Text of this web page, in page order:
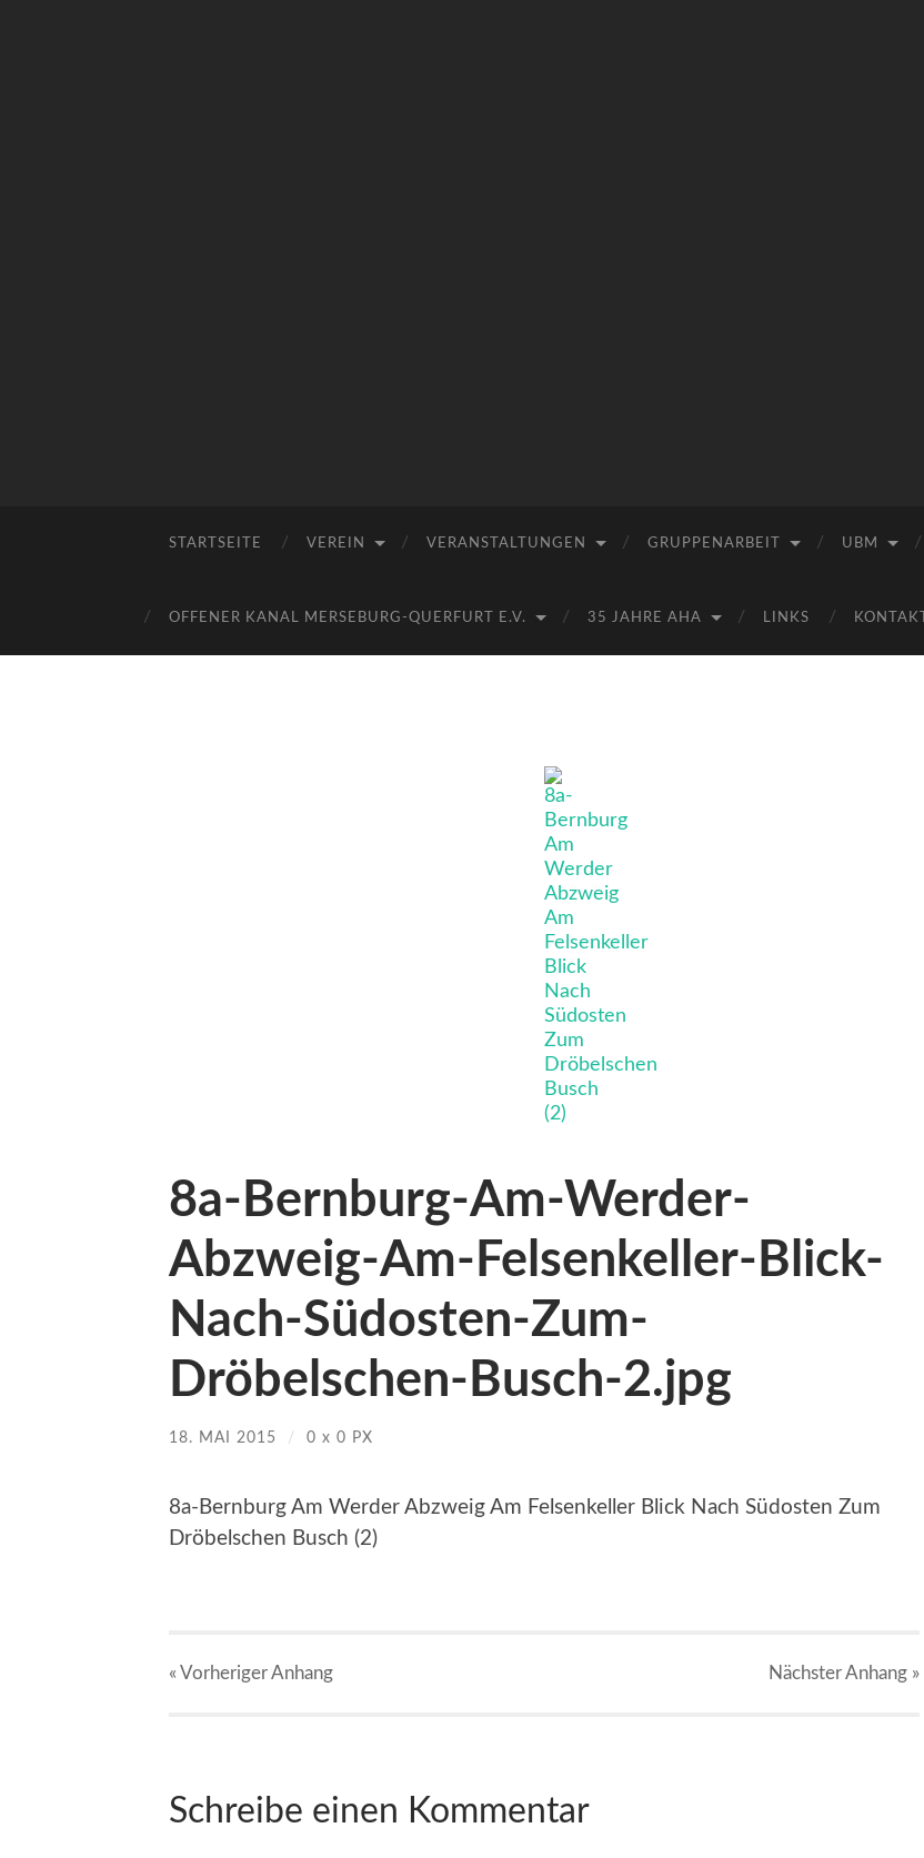
e.V.
STARTSEITE VEREIN VERANSTALTUNGEN GRUPPENARBEIT UBM
OFFENER KANAL MERSEBURG-QUERFURT E.V. 35 JAHRE AHA LINKS KONTAKT
8a-Bernburg-Am-Werder-
Abzweig-Am-Felsenkeller-Blick-
Nach-Südosten-Zum-
Dröbelschen-Busch-2.jpg
18. MAI 2015 / 0 x 0 PX
8a-Bernburg Am Werder Abzweig Am Felsenkeller Blick Nach Südosten Zum
Dröbelschen Busch (2)
« VorherigerAnhang NächsterAnhang »
Schreibe einen Kommentar